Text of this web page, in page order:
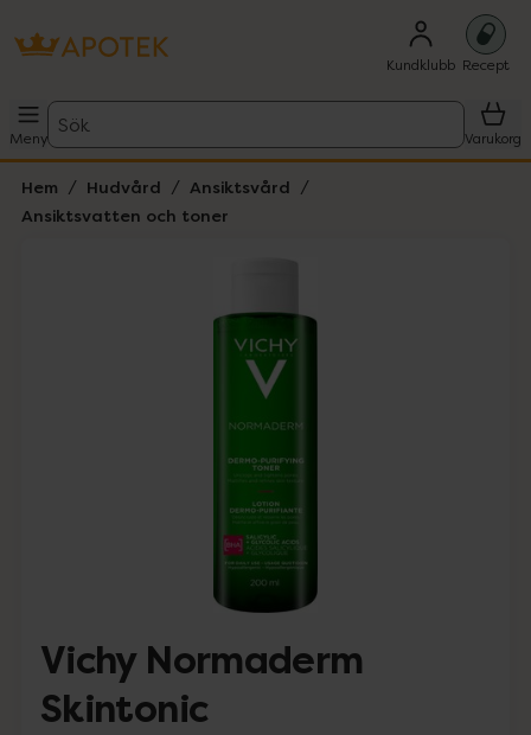
Kundklubb Recept
Meny
Sök
Varukorg
Hem Hudvård
Ansiktsvård
Ansiktsvatten och toner
Vichy Normaderm
Skintonic